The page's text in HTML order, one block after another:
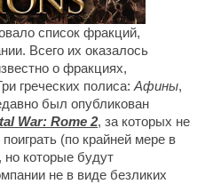
список фракций,
Всего их оказалось
о фракциях,
греческих полиса: Афины,
был опубликован
War: Rome 2, за которых не
(по крайней мере в
но которые будут
не в виде безликих